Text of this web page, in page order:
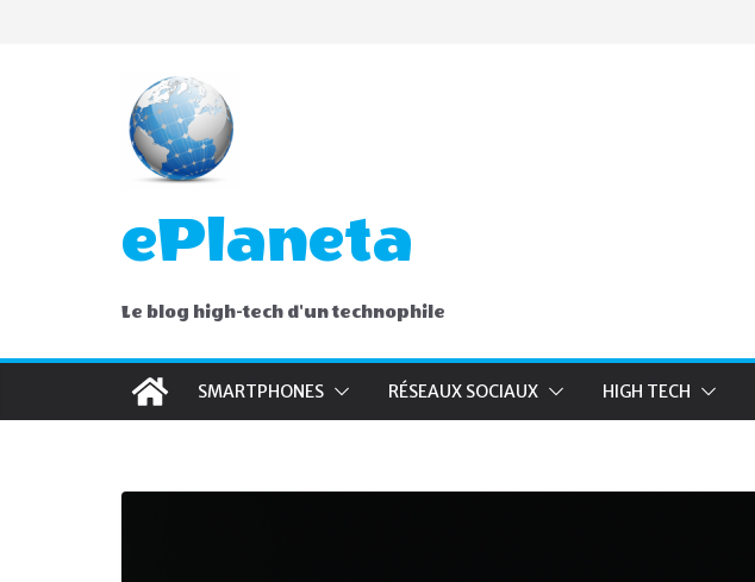
ePlaneta
Le blog high-tech d'un technophile
SMARTPHONES RÉSEAUX SOCIAUX HIGH TECH